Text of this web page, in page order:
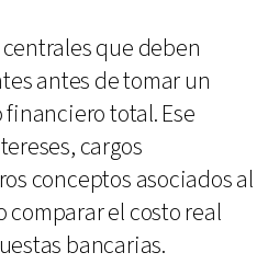
que deben
antes de tomar un
total. Ese
cargos
conceptos asociados al
el costo real
bancarias.